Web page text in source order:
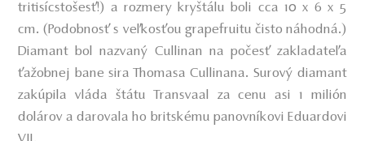
tritisícstošesť!) a rozmery kryštálu boli cca 10 x 6 x 5
cm. (Podobnosť s veľkosťou grapefruitu čisto náhodná.)
Diamant bol nazvaný Cullinan na počesť zakladateľa
ťažobnej bane sira Thomasa Cullinana. Surový diamant
zakúpila vláda štátu Transvaal za cenu asi 1 milión
dolárov a darovala ho britskému panovníkovi Eduardovi